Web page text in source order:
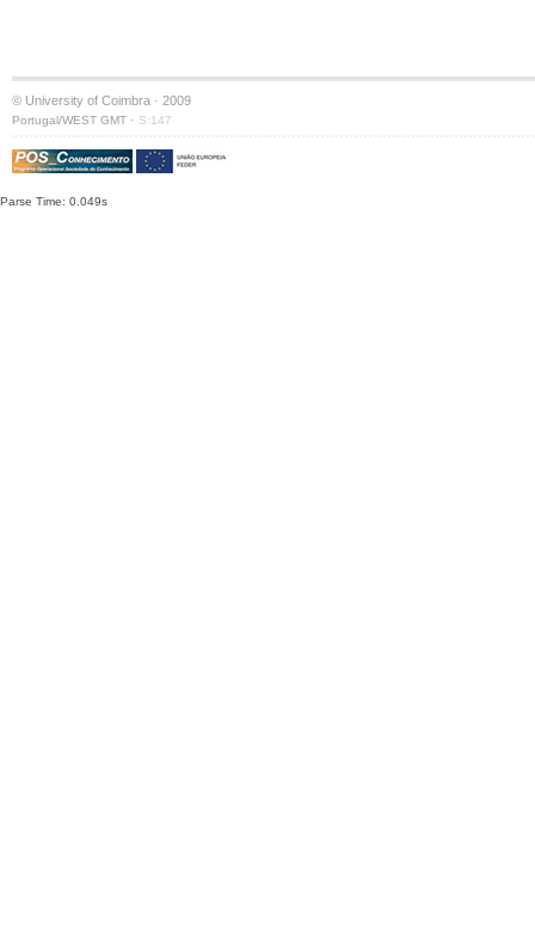
© University of Coimbra · 2009
Portugal/WEST GMT · S:147
Parse Time: 0.049s